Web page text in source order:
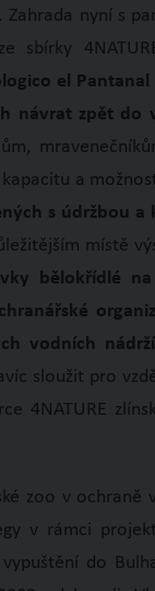
nyní s
sbírky
el
návrat zpět do
a
s údržbou
místě
bělokřídlé
vodních
sloužit pro
4NATURE
zoo v
v rámci
do